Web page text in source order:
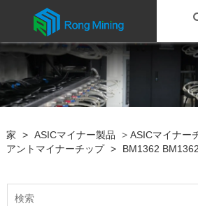
家 > ASICマイナー製品 > ASICマイナー
アントマイナーチップ > BM1362